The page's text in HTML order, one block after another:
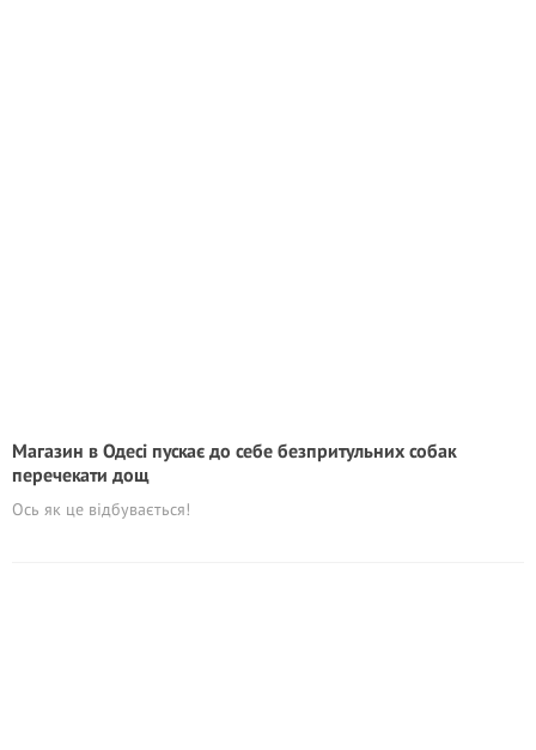
Магазин в Одесі пускає до себе безпритульних собак
перечекати дощ
Ось як це відбувається!